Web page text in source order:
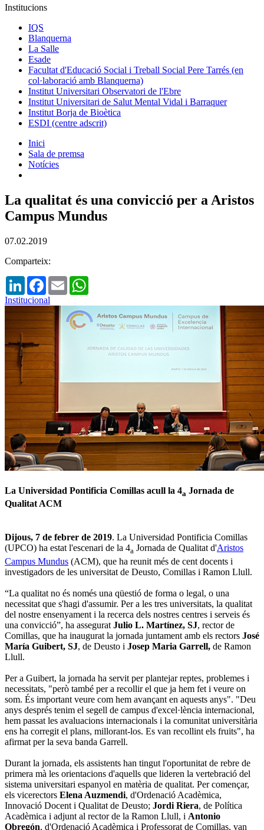
Institucions
IQS
Blanquerna
La Salle
Esade
Facultat d'Educació Social i Treball Social Pere Tarrés (en
col·laboració amb Blanquerna)
Institut Universitari Observatori de l'Ebre
Institut Universitari de Salut Mental Vidal i Barraquer
Institut Borja de Bioètica
ESDI (centre adscrit)
Inici
Sala de premsa
Notícies
La qualitat és una convicció per a Aristos
Campus Mundus
07.02.2019
Comparteix:
LinkedInFacebook
Email
Institucional
La Universidad Pontificia Comillas acull la 4a Jornada de
Qualitat ACM
Dijous, 7 de febrer de 2019. La Universidad Pontificia Comillas
(UPCO) ha estat l'escenari de la 4a Jornada de Qualitat d'Aristos
Campus Mundus (ACM), que ha reunit més de cent docents i
investigadors de les universitat de Deusto, Comillas i Ramon Llull.
“La qualitat no és només una qüestió de forma o legal, o una
necessitat que s'hagi d'assumir. Per a les tres universitats, la qualitat
del nostre ensenyament i la recerca dels nostres centres i serveis és
una convicció”, ha assegurat Julio L. Martínez, SJ, rector de
Comillas, que ha inaugurat la jornada juntament amb els rectors José
María Guibert, SJ, de Deusto i Josep Maria Garrell, de Ramon
Llull.
Per a Guibert, la jornada ha servit per plantejar reptes, problemes i
necessitats, "però també per a recollir el que ja hem fet i veure on
som. És important veure com hem avançant en aquests anys". "Deu
anys després tenim el segell de campus d'excel·lència internacional,
hem passat les avaluacions internacionals i la comunitat universitària
ens ha corregit el plans, millorant-los. Es van recollint els fruits", ha
afirmat per la seva banda Garrell.
Durant la jornada, els assistents han tingut l'oportunitat de rebre de
primera mà les orientacions d'aquells que lideren la vertebració del
sistema universitari espanyol en matèria de qualitat. Per començar,
els vicerectors Elena Auzmendi, d'Ordenació Acadèmica,
Innovació Docent i Qualitat de Deusto; Jordi Riera, de Política
Acadèmica i adjunt al rector de la Ramon Llull, i Antonio
Obregón, d'Ordenació Acadèmica i Professorat de Comillas, van